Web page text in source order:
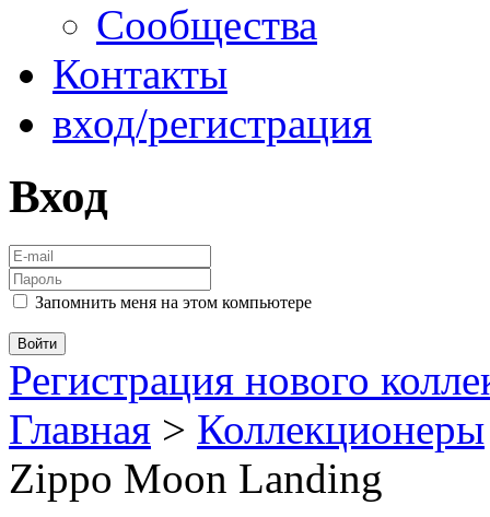
Сообщества
Контакты
вход/регистрация
Вход
Запомнить меня на этом компьютере
Регистрация нового
Главная > Коллекционеры
Zippo Moon Landing